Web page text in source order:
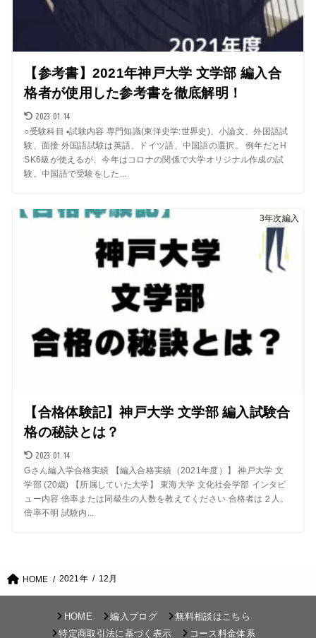
【参考書】2021年神戸大学 文学部 編入合
格者が使用した参考書を徹底解明！
2023.01.14
○受験科目 ▪︎試験内容 専門知識(東洋史学:世界史)、小論文、外国語試
験、面接 外国語試験は英語、ドイツ語、中国語の選択。 例年だとH
SK6級が使えるが、今年はコロナの関係で大学オリジナル作成の試
験。中国語で受験をした...
3年次編入
【合格体験記】神戸大学 文学部 編入試験合
格の秘訣とは？
2023.01.14
Gさん編入学合格実績 【編入合格実績（2021年度）】 神戸大学 文
学部 (20歳) 【所属していた大学】 東海大学 文化社会学部 インタビ
ュー内容 倍率または同級生の人数を教えてください 合格者は２人。
倍率不明 試験内...
HOME 2021年 12月
HOME 編入ブログ
無料相談はこちら
特定商取引法に基づく表示
コース料金体系